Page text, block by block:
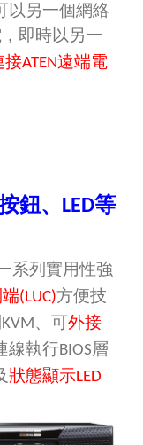
以另一個網絡
即時以另一
接ATEN遠端電
鈕、 LED等
系列實用性強
(LUC)方便技
KVM、可外接
線執行BIOS層
狀態顯示LED